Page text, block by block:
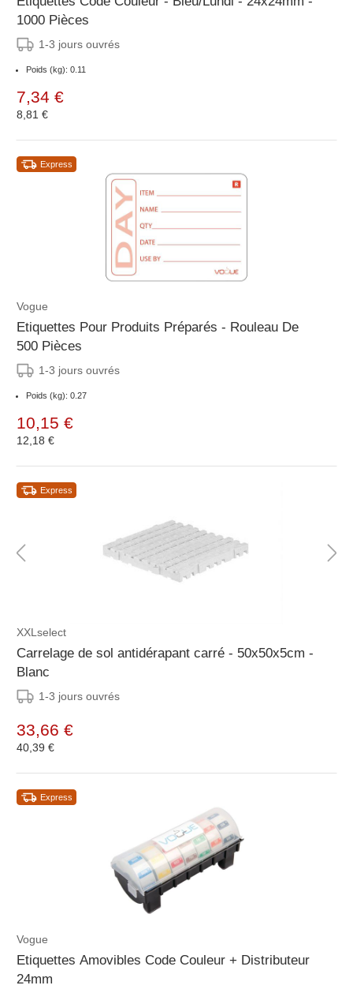
1000 Pièces
1-3 jours ouvrés
Poids (kg): 0.11
7,34 €
8,81 €
Express
Vogue
Etiquettes Pour Produits Préparés - Rouleau De
500 Pièces
1-3 jours ouvrés
Poids (kg): 0.27
10,15 €
12,18 €
Express
XXLselect
Carrelage de sol antidérapant carré - 50x50x5cm -
Blanc
1-3 jours ouvrés
33,66 €
40,39 €
Express
Vogue
Etiquettes Amovibles Code Couleur + Distributeur
24mm